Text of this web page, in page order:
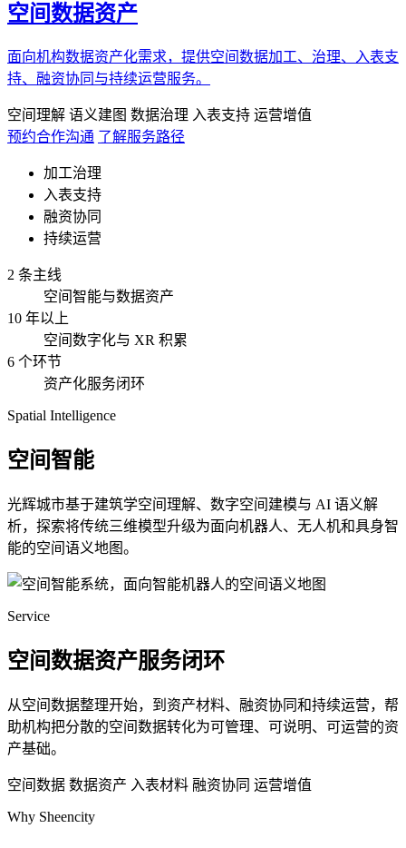
空间数据资产
面向机构数据资产化需求，提供空间数据加工、治理、入表支
持、融资协同与持续运营服务。
空间理解 语义建图 数据治理 入表支持 运营增值
预约合作沟通 了解服务路径
加工治理
入表支持
融资协同
持续运营
2 条主线
空间智能与数据资产
10 年以上
空间数字化与 XR 积累
6 个环节
资产化服务闭环
Spatial Intelligence
空间智能
光辉城市基于建筑学空间理解、数字空间建模与 AI 语义解
析，探索将传统三维模型升级为面向机器人、无人机和具身智
能的空间语义地图。
Service
空间数据资产服务闭环
从空间数据整理开始，到资产材料、融资协同和持续运营，帮
助机构把分散的空间数据转化为可管理、可说明、可运营的资
产基础。
空间数据 数据资产 入表材料 融资协同 运营增值
Why Sheencity